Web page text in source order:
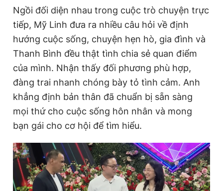
Ngồi đối diện nhau trong cuộc trò chuyện trực
tiếp, Mỹ Linh đưa ra nhiều câu hỏi về định
hướng cuộc sống, chuyện hẹn hò, gia đình và
Thanh Bình đều thật tình chia sẻ quan điểm
của mình. Nhận thấy đối phương phù hợp,
đàng trai nhanh chóng bày tỏ tình cảm. Anh
khẳng định bản thân đã chuẩn bị sẵn sàng
mọi thứ cho cuộc sống hôn nhân và mong
bạn gái cho cơ hội để tìm hiểu.